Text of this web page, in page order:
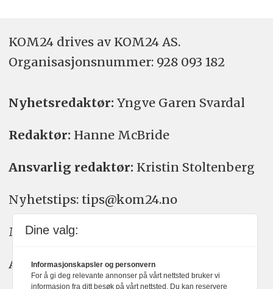
KOM24 drives av KOM24 AS.
Organisasjons­nummer: 928 093 182
Nyhetsredaktør: Yngve Garen Svardal
Redaktør: Hanne McBride
Ansvarlig redaktør: Kristin Stoltenberg
Nyhetstips: tips@kom24.no
Meninger: meninger@kom24.no
Annonse: annonse@watchmedia.no
Dine valg:
Informasjonskapsler og personvern
For å gi deg relevante annonser på vårt nettsted bruker vi
informasjon fra ditt besøk på vårt nettsted. Du kan reservere